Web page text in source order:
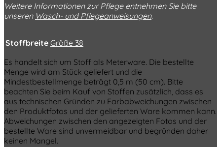
Weitere Informationen zur Pflege entnehmen Sie bitte
unseren Wasch- und Pflegeanweisungen.
Stoffbreite Größe 38
Es handelt sich um Stoff als Meterware. Die bestellte
Menge wird am Stück geliefert und die
Mindestbestellmenge beträgt 0,5 m (50 cm). Bitte
beachten Sie beim Kauf von Stoffen zusätzlich, dass es
aus technischen Gründen zu Farbabweichungen zwischen
den Produktfotos und der gelieferten Ware kommen kann.
Abweichungen zwischen den angezeigten Fotos und der
bestellte Ware sind unvermeidbar und begründen daher
keinen Mangel.